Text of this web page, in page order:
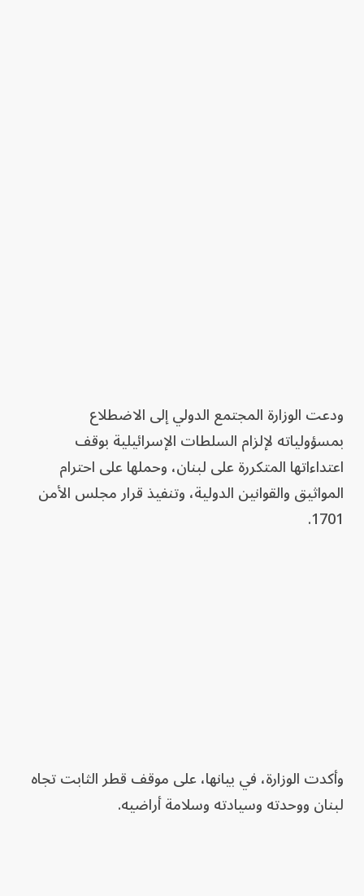
ودعت الوزارة المجتمع الدولي إلى الاضطلاع
بمسؤولياته لإلزام السلطات الإسرائيلية بوقف
اعتداءاتها المتكررة على لبنان، وحملها على احترام
المواثيق والقوانين الدولية، وتنفيذ قرار مجلس الأمن
1701.
وأكدت الوزارة، في بيانها، على موقف قطر الثابت تجاه
لبنان ووحدته وسيادته وسلامة أراضيه.